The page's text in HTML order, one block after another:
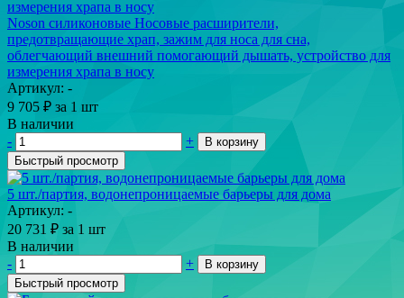
Noson силиконовые Носовые расширители,
предотвращающие храп, зажим для носа для сна,
облегчающий внешний помогающий дышать, устройство для
измерения храпа в носу
Артикул: -
9 705 ₽ за 1 шт
В наличии
-
+
В корзину
Быстрый просмотр
5 шт./партия, водонепроницаемые барьеры для дома
Артикул: -
20 731 ₽ за 1 шт
В наличии
-
+
В корзину
Быстрый просмотр